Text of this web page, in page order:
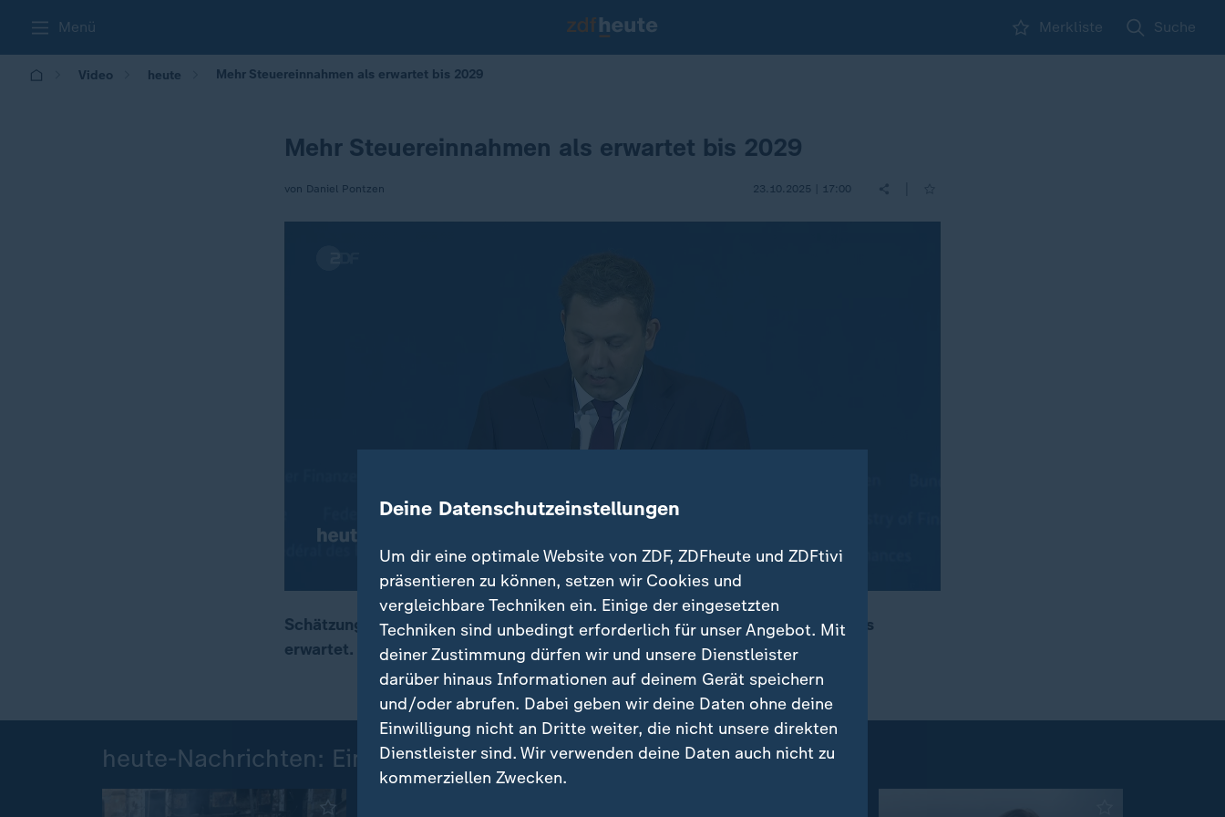
Menü Merkliste Suche
Video heute Mehr Steuereinnahmen als erwartet bis 2029
Mehr Steuereinnahmen als erwartet bis 2029
von Daniel Pontzen 23.10.2025 | 17:00
00:15 01:50
Schätzungen zufolge wird Deutschland bis 2029 mehr Steuern einnehmen als
erwartet. Der Spardruck wird dennoch nicht geringer.
heute-Nachrichten: Einzelbeiträge
Deine Datenschutzeinstellungen
Um dir eine optimale Website von ZDF, ZDFheute und ZDFtivi
präsentieren zu können, setzen wir Cookies und
vergleichbare Techniken ein. Einige der eingesetzten
Techniken sind unbedingt erforderlich für unser Angebot. Mit
deiner Zustimmung dürfen wir und unsere Dienstleister
darüber hinaus Informationen auf deinem Gerät speichern
und/oder abrufen. Dabei geben wir deine Daten ohne deine
Einwilligung nicht an Dritte weiter, die nicht unsere direkten
Dienstleister sind. Wir verwenden deine Daten auch nicht zu
kommerziellen Zwecken.